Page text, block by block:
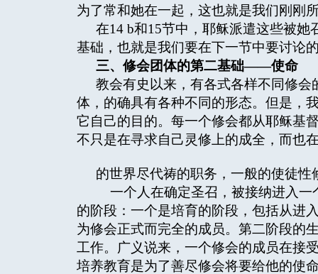
为了常和她在一起，这也就是我们刚刚
在14 b和15节中，耶稣派遣这些被
基础，也就是我们要在下一节中要讨论
三、修会团体的第二基础——使命
教会有史以来，有各式各样不同修
体，的确具有各种不同的形态。但是，
它自己的目的。每一个修会都从耶稣基
不只是在寻求自己灵修上的成全，而也
的世界尽代祷的职务，一般的使徒性
一个人在确定圣召，被接纳进入一
的阶段：一个是培育的阶段，包括从进
为修会正式而完全的成员。第二阶段的
工作。广义说来，一个修会的成员在接
培养教育是为了善尽修会将要给他的使